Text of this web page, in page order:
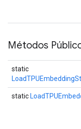
Métodos
static
static